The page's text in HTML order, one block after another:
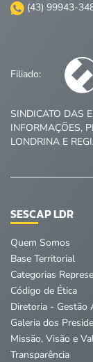
(43) 99943-
Filiado:
SINDICATO DAS
INFORMAÇÕES,
LONDRINA E
SESCAP LDR
Quem Somos
Base Territorial
Categorias
Código de Ética
Diretoria - Gestão
Galeria dos
Missão, Visão e
Transparência